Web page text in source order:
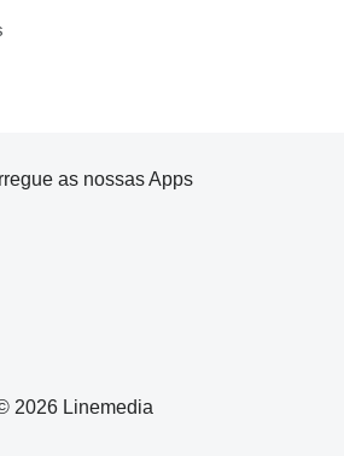
2026 Linemedia
as nossas Apps